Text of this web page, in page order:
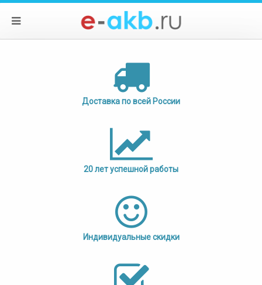
Доставка по всей России
20 лет успешной работы
Индивидуальные скидки